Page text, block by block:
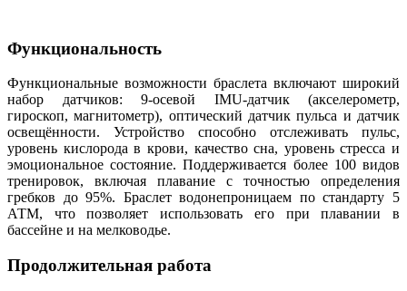
Функциональность
Функциональные возможности браслета включают широкий
набор датчиков: 9-осевой IMU-датчик (акселерометр,
гироскоп, магнитометр), оптический датчик пульса и датчик
освещённости. Устройство способно отслеживать пульс,
уровень кислорода в крови, качество сна, уровень стресса и
эмоциональное состояние. Поддерживается более 100 видов
тренировок, включая плавание с точностью определения
гребков до 95%. Браслет водонепроницаем по стандарту 5
АТМ, что позволяет использовать его при плавании в
бассейне и на мелководье.
Продолжительная работа